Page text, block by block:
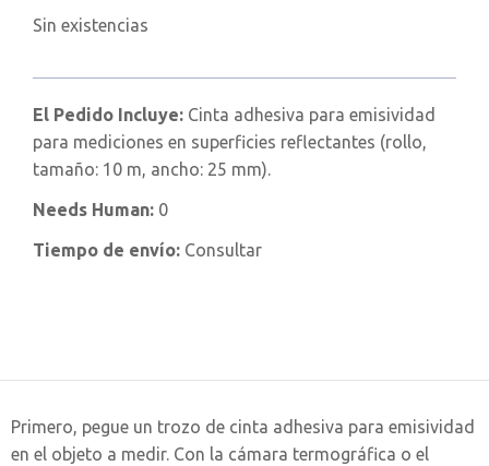
Sin existencias
El Pedido Incluye: Cinta adhesiva para emisividad
para mediciones en superficies reflectantes (rollo,
tamaño: 10 m, ancho: 25 mm).
Needs Human: 0
Tiempo de envío: Consultar
Primero, pegue un trozo de cinta adhesiva para emisividad
en el objeto a medir. Con la cámara termográfica o el